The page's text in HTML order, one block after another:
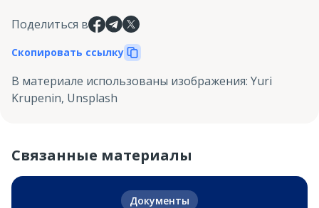
Поделиться в
Скопировать ссылку
В материале использованы изображения: Yuri
Krupenin, Unsplash
Связанные материалы
Документы